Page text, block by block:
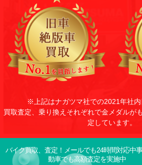
※上記はナガツマ社での2021年社内
買取査定、乗り換えそれぞれで金メダルが
定しています。
バイク買取、査定！メールでも24時間対応中
動車でも高額査定を実施中